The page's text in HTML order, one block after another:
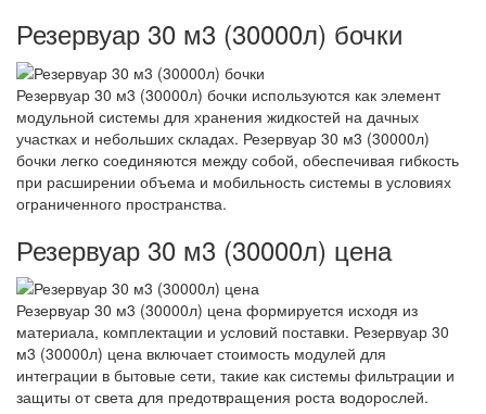
Резервуар 30 м3 (30000л) бочки
Резервуар 30 м3 (30000л) бочки используются как элемент
модульной системы для хранения жидкостей на дачных
участках и небольших складах. Резервуар 30 м3 (30000л)
бочки легко соединяются между собой, обеспечивая гибкость
при расширении объема и мобильность системы в условиях
ограниченного пространства.
Резервуар 30 м3 (30000л) цена
Резервуар 30 м3 (30000л) цена формируется исходя из
материала, комплектации и условий поставки. Резервуар 30
м3 (30000л) цена включает стоимость модулей для
интеграции в бытовые сети, такие как системы фильтрации и
защиты от света для предотвращения роста водорослей.